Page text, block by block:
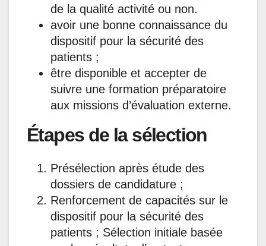
de la qualité activité ou non.
avoir une bonne connaissance du
dispositif pour la sécurité des
patients ;
être disponible et accepter de
suivre une formation préparatoire
aux missions d’évaluation externe.
Étapes de la sélection
Présélection après étude des
dossiers de candidature ;
Renforcement de capacités sur le
dispositif pour la sécurité des
patients ; Sélection initiale basée